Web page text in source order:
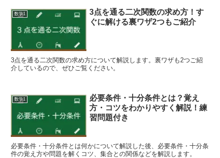
数学1
3点を通る二次関数の求め方！す
ぐに解ける裏ワザ2つもご紹介
3点を通る二次関数の求め方について解説します。裏ワザも2つご紹
介しているので、ぜひご覧ください。
数学1
必要条件・十分条件とは？覚え
方・コツをわかりやすく解説！練
習問題付き
必要条件・十分条件とは何かについて解説した後、必要条件・十分条
件の覚え方や問題を解くコツ、集合との関係などを解説します。